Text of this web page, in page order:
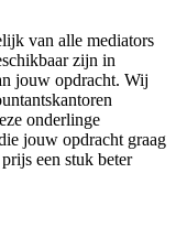
van alle mediators
zijn in
jouw opdracht. Wij
onderlinge
jouw opdracht graag
een stuk beter